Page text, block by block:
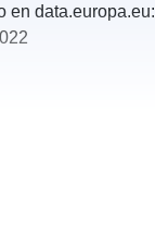
en data.europa.eu: